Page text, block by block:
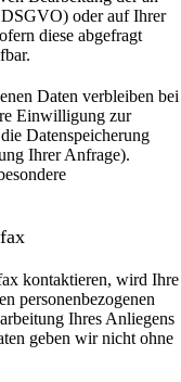
oder auf Ihrer
diese abgefragt
Daten verbleiben bei
Einwilligung zur
Datenspeicherung
Ihrer Anfrage).
kontaktieren, wird Ihre
personenbezogenen
Ihres Anliegens
geben wir nicht ohne